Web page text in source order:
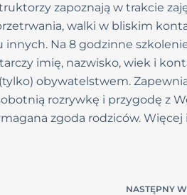
zapoznają w trakcie
walki w bliskim
innych. Na 8 godzinne
imię, nazwisko, wiek i
obywatelstwem.
rozrywkę i przygodę z
zgoda rodziców.
NASTĘPNY